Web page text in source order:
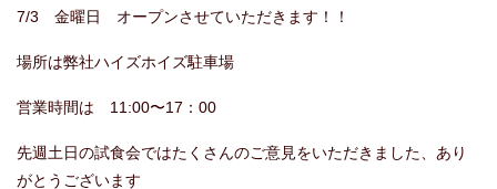
7/3 金曜日 オープンさせていただきます！！
場所は弊社ハイズホイズ駐車場
営業時間は 11:00〜17：00
先週土日の試食会ではたくさんのご意見をいただきました、あり
がとうございます